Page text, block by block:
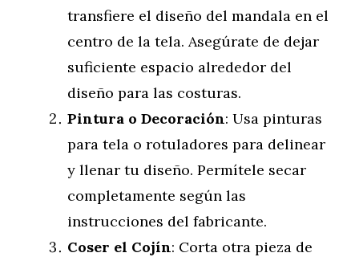
transfiere el diseño del mandala en el
centro de la tela. Asegúrate de dejar
suficiente espacio alrededor del
diseño para las costuras.
Pintura o Decoración: Usa pinturas
para tela o rotuladores para delinear
y llenar tu diseño. Permítele secar
completamente según las
instrucciones del fabricante.
Coser el Cojín: Corta otra pieza de